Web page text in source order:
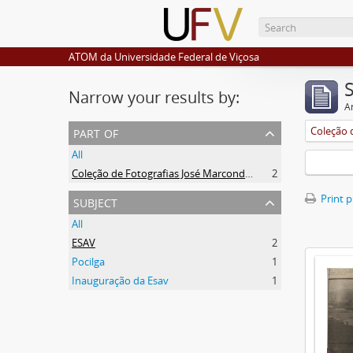
ATOM da Universidade Federal de Viçosa
Narrow your results by:
part of
All
Coleção de Fotografias José Marcondes Borges
2
subject
All
ESAV
2
Pocilga
1
Inauguração da Esav
1
Print